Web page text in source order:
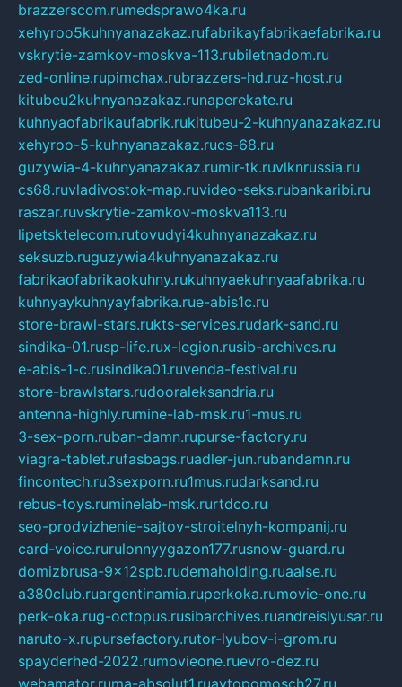
brazzerscom.rumedsprawo4ka.ru
xehyroo5kuhnyanazakaz.rufabrikayfabrikaefabrika.ru
vskrytie-zamkov-moskva-113.rubiletnadom.ru
zed-online.rupimchax.rubrazzers-hd.ruz-host.ru
kitubeu2kuhnyanazakaz.runaperekate.ru
kuhnyaofabrikaufabrik.rukitubeu-2-kuhnyanazakaz.ru
xehyroo-5-kuhnyanazakaz.rucs-68.ru
guzywia-4-kuhnyanazakaz.rumir-tk.ruvlknrussia.ru
cs68.ruvladivostok-map.ruvideo-seks.rubankaribi.ru
raszar.ruvskrytie-zamkov-moskva113.ru
lipetsktelecom.rutovudyi4kuhnyanazakaz.ru
seksuzb.ruguzywia4kuhnyanazakaz.ru
fabrikaofabrikaokuhny.rukuhnyaekuhnyaafabrika.ru
kuhnyaykuhnyayfabrika.rue-abis1c.ru
store-brawl-stars.rukts-services.rudark-sand.ru
sindika-01.rusp-life.rux-legion.rusib-archives.ru
e-abis-1-c.rusindika01.ruvenda-festival.ru
store-brawlstars.rudooraleksandria.ru
antenna-highly.rumine-lab-msk.ru1-mus.ru
3-sex-porn.ruban-damn.rupurse-factory.ru
viagra-tablet.rufasbags.ruadler-jun.rubandamn.ru
fincontech.ru3sexporn.ru1mus.rudarksand.ru
rebus-toys.ruminelab-msk.rurtdco.ru
seo-prodvizhenie-sajtov-stroitelnyh-kompanij.ru
card-voice.rurulonnyygazon177.rusnow-guard.ru
domizbrusa-9x12spb.rudemaholding.ruaalse.ru
a380club.ruargentinamia.ruperkoka.rumovie-one.ru
perk-oka.rug-octopus.rusibarchives.ruandreislyusar.ru
naruto-x.rupursefactory.rutor-lyubov-i-grom.ru
spayderhed-2022.rumovieone.ruevro-dez.ru